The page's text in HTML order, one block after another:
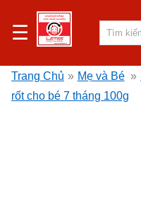
☰
Trang Chủ » Mẹ và Bé »
rốt cho bé 7 tháng 100g